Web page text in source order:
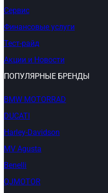
Сервис
Финансовые услуги
Тест-райд
Акции и Новости
ПОПУЛЯРНЫЕ БРЕНДЫ
BMW MOTORRAD
DUCATI
Harley-Davidson
MV Agusta
Benelli
QJMOTOR